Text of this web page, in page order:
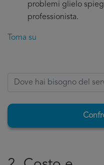
problemi glielo
professionista.
Torna su